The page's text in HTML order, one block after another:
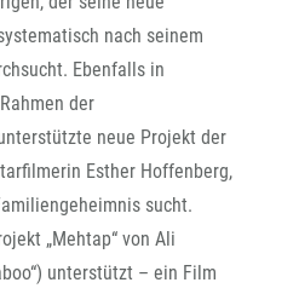
nach seinem
Ebenfalls in
der
neue Projekt der
Esther Hoffenberg,
sucht.
„Mehtap“ von Ali
unterstützt – ein Film